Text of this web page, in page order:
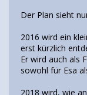
Der Plan sieht
2016 wird ein
erst kürzlich
Er wird auch als
sowohl für Esa
2018 wird, wie